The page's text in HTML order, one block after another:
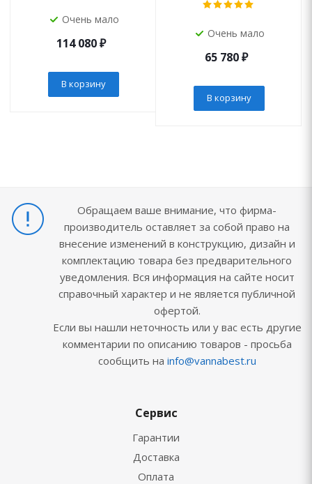
Очень мало
114 080₽
В корзину
Очень мало
65 780₽
В корзину
Обращаем ваше внимание, что фирма-
производитель оставляет за собой право на
внесение изменений в конструкцию, дизайн и
комплектацию товара без предварительного
уведомления. Вся информация на сайте носит
справочный характер и не является публичной
офертой.
Если вы нашли неточность или у вас есть другие
комментарии по описанию товаров - просьба
сообщить на info@vannabest.ru
Сервис
Гарантии
Доставка
Оплата